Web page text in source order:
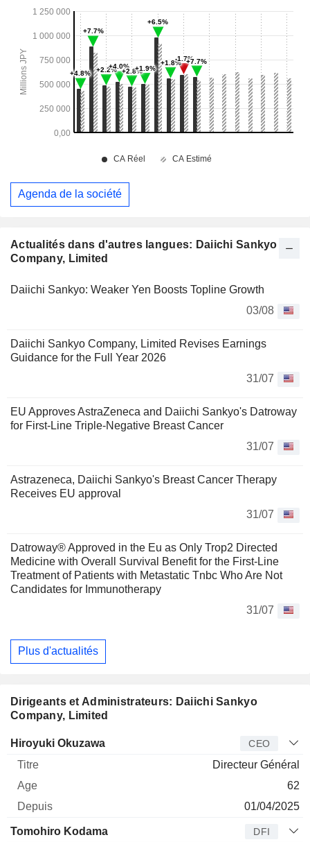
Actualités dans d'autres langues: Daiichi Sankyo
Company, Limited
Daiichi Sankyo: Weaker Yen Boosts Topline Growth
03/08
Daiichi Sankyo Company, Limited Revises Earnings
Guidance for the Full Year 2026
31/07
EU Approves AstraZeneca and Daiichi Sankyo's Datroway
for First-Line Triple-Negative Breast Cancer
31/07
Astrazeneca, Daiichi Sankyo's Breast Cancer Therapy
Receives EU approval
31/07
Datroway® Approved in the Eu as Only Trop2 Directed
Medicine with Overall Survival Benefit for the First-Line
Treatment of Patients with Metastatic Tnbc Who Are Not
Candidates for Immunotherapy
31/07
Plus d'actualités
Dirigeants et Administrateurs: Daiichi Sankyo
Company, Limited
Dirigeant Titre Age
Hiroyuki Okuzawa CEO
Directeur Général
62
01/04/2025
Tomohiro Kodama DFI
Agenda de la société